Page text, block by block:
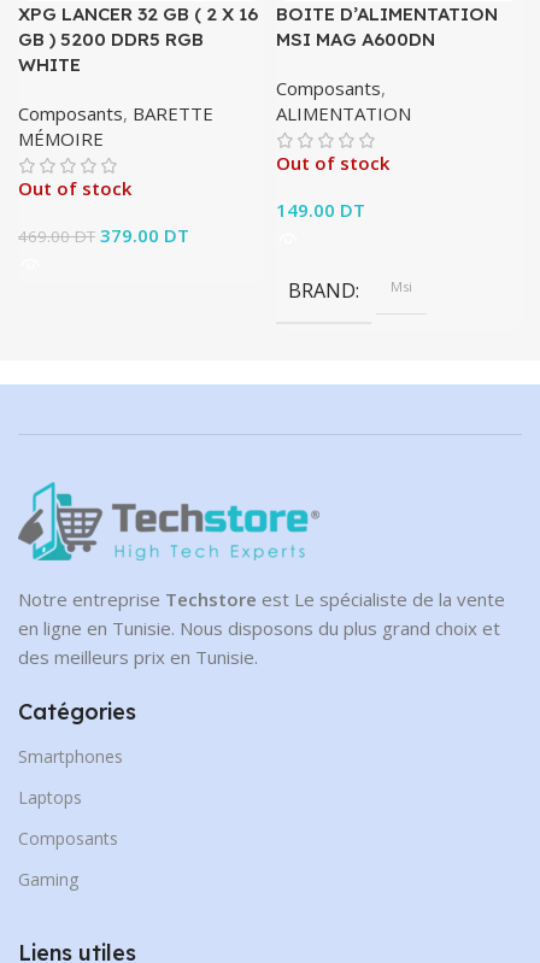
XPG LANCER 32 GB ( 2 X 16
GB ) 5200 DDR5 RGB
WHITE
Composants, BARETTE
MÉMOIRE
Out of stock
469.00DT Le prix initial était :
379.00 DT
BOITE D’ALIMENTATION
MSI MAG A600DN
Composants,
ALIMENTATION
Out of stock
149.00 DT
BRAND Msi
Notre entreprise Techstore est Le spécialiste de la vente
en ligne en Tunisie. Nous disposons du plus grand choix et
des meilleurs prix en Tunisie.
Catégories
Smartphones
Laptops
Composants
Gaming
Liens utiles